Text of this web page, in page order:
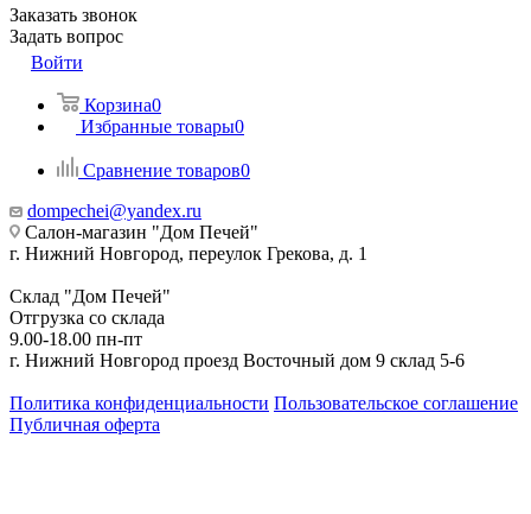
Заказать звонок
Задать вопрос
Войти
Корзина0
Избранные товары0
Сравнение товаров0
dompechei@yandex.ru
Салон-магазин "Дом Печей"
г. Нижний Новгород, переулок Грекова, д. 1
Склад "Дом Печей"
Отгрузка со склада
9.00-18.00 пн-пт
г. Нижний Новгород проезд Восточный дом 9 склад 5-6
Политика конфиденциальности Пользовательское соглашение
Публичная оферта